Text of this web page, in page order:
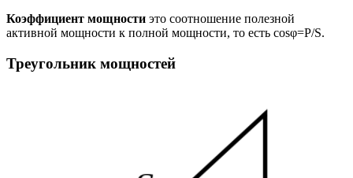
Коэффициент мощности это соотношение полезной
активной мощности к полной мощности, то есть cosφ=P/S.
Треугольник мощностей